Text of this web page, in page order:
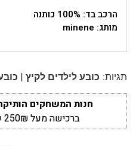
הרכב בד: 100% כותנה
מותג: minene
תגיות: כובע לילדים לקיץ |
חנות המשחקים
ברכישה מעל 250₪ שליח עד הבית חינם